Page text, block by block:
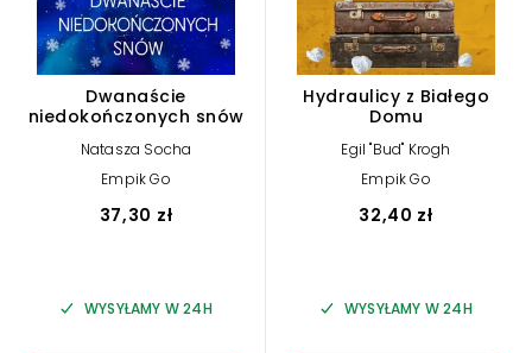
Dwanaście
niedokończonych snów
Natasza Socha
Empik Go
37,30 zł
WYSYŁAMY W 24H
Hydraulicy z Białego
Domu
Egil "Bud" Krogh
Empik Go
32,40 zł
WYSYŁAMY W 24H